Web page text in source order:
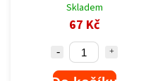
Skladem
67 Kč